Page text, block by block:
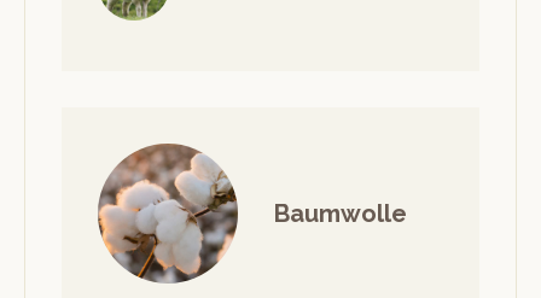
Baumwolle